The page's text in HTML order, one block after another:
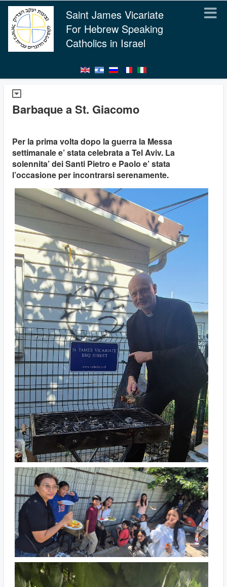
Saint James Vicariate
For Hebrew Speaking
Catholics in Israel
Barbaque a St. Giacomo
Per la prima volta dopo la guerra la Messa
settimanale e’ stata celebrata a Tel Aviv. La
solennita’ dei Santi Pietro e Paolo e’ stata
l’occasione per incontrarsi serenamente.